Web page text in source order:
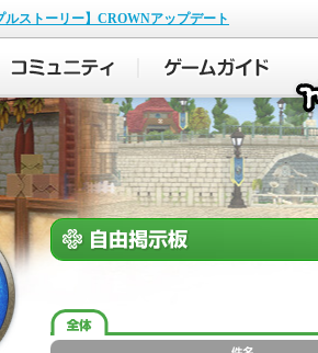
ルストーリー】CROWNアップデート